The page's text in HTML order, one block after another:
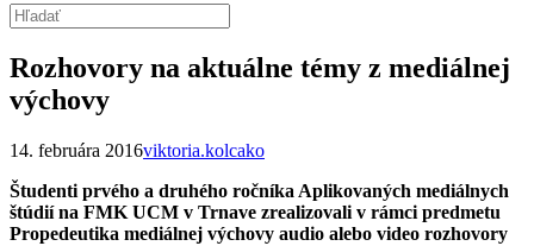
Rozhovory na aktuálne témy z mediálnej
výchovy
14. februára 2016viktoria.kolcako
Študenti prvého a druhého ročníka Aplikovaných mediálnych
štúdií na FMK UCM v Trnave zrealizovali v rámci predmetu
Propedeutika mediálnej výchovy audio alebo video rozhovory